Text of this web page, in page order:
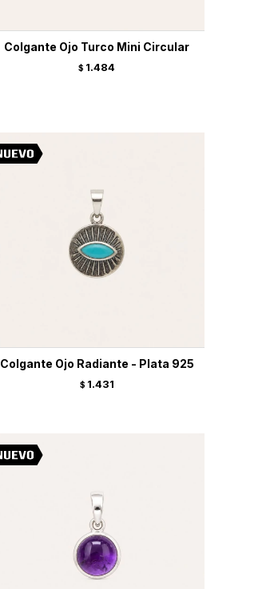
Colgante Ojo Turco Mini Circular
$ 1.484
Colgante Ojo Radiante - Plata 925
$ 1.431